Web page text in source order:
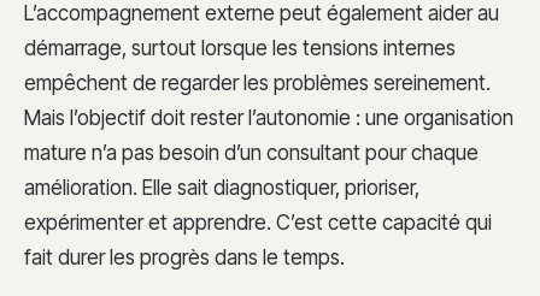
L’accompagnement externe peut également aider au
démarrage, surtout lorsque les tensions internes
empêchent de regarder les problèmes sereinement.
Mais l’objectif doit rester l’autonomie : une organisation
mature n’a pas besoin d’un consultant pour chaque
amélioration. Elle sait diagnostiquer, prioriser,
expérimenter et apprendre. C’est cette capacité qui
fait durer les progrès dans le temps.